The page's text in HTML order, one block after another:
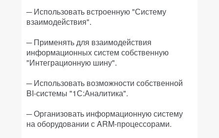
─ Использовать встроенную "Систему
взаимодействия".
─ Применять для взаимодействия
информационных систем собственную
"Интеграционную шину".
─ Использовать возможности собственной
BI-системы "1С:Аналитика".
─ Организовать информационную систему
на оборудовании с ARM-процессорами.